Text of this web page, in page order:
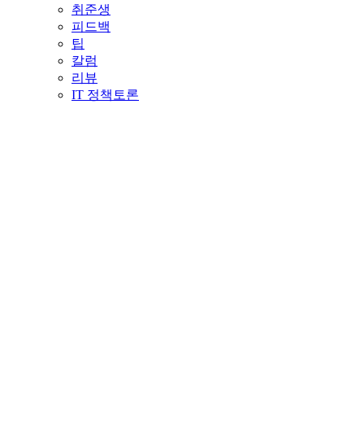
취준생
피드백
팁
칼럼
리뷰
IT 정책토론